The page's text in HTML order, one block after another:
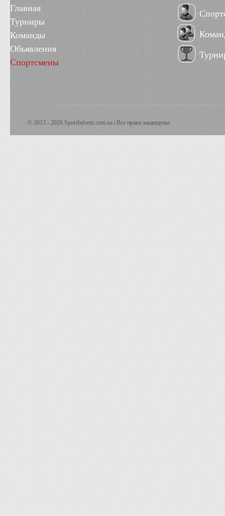
Главная
Турниры
Команды
Обьявления
Спортсмены
© 2012 - 2026 SportInform.com.ua | Все права защищены.